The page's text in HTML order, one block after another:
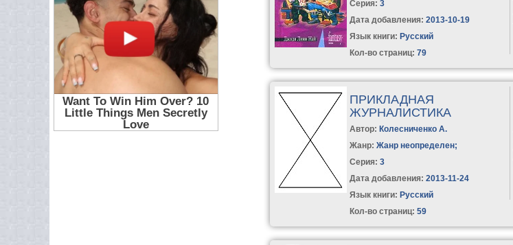
Серия:3
Дата добавления: 2013-10-19
Язык книги: Русский
Кол-во страниц: 79
ПРИКЛАДНАЯ
ЖУРНАЛИСТИКА
Автор: Колесниченко А.
Жанр: Жанр неопределен;
Серия:3
Дата добавления: 2013-11-24
Язык книги: Русский
Кол-во страниц: 59